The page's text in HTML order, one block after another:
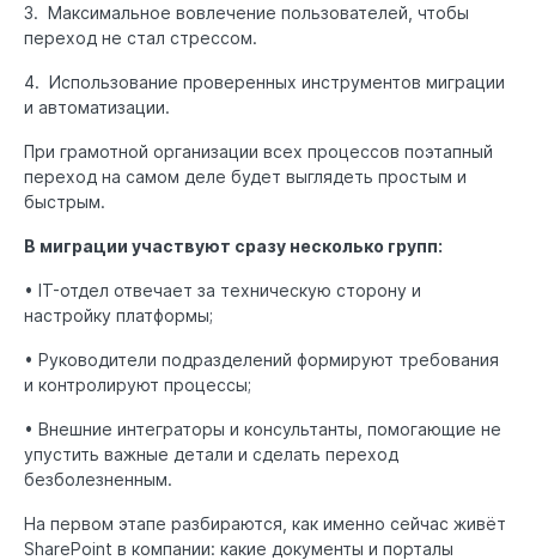
3. Максимальное вовлечение пользователей, чтобы
переход не стал стрессом.
4. Использование проверенных инструментов миграции
и автоматизации.
При грамотной организации всех процессов поэтапный
переход на самом деле будет выглядеть простым и
быстрым.
В миграции участвуют сразу несколько групп:
• IT-отдел отвечает за техническую сторону и
настройку платформы;
• Руководители подразделений формируют требования
и контролируют процессы;
• Внешние интеграторы и консультанты, помогающие не
упустить важные детали и сделать переход
безболезненным.
На первом этапе разбираются, как именно сейчас живёт
SharePoint в компании: какие документы и порталы